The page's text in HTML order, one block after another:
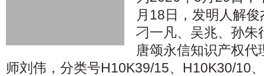
月18日，发明人解
刁一凡、吴兆、孙朱
唐颂永信知识产权
师刘伟，分类号H10K39/15、H10K30/10